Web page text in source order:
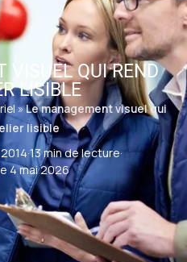
VISUEL QUI REND
LISIBLE
»Le management visuel qui
lisible
·13 min de lecture·
4 mai 2026